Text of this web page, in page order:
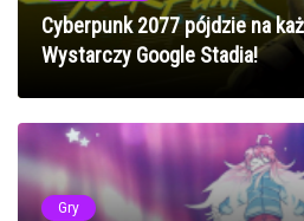
Cyberpunk 2077 pójdzie na
Wystarczy Google Stadia!
Gry